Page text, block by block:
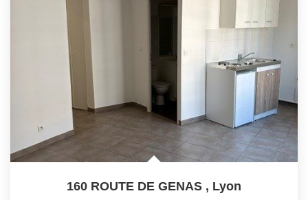
160 ROUTE DE GENAS , Lyon